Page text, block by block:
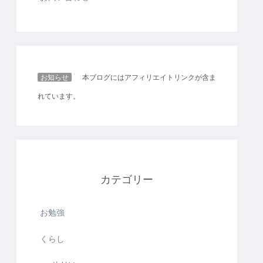
お知らせ 本ブログにはアフィリエイトリンクが含ま
れています。
カテゴリー
お勉強
くらし